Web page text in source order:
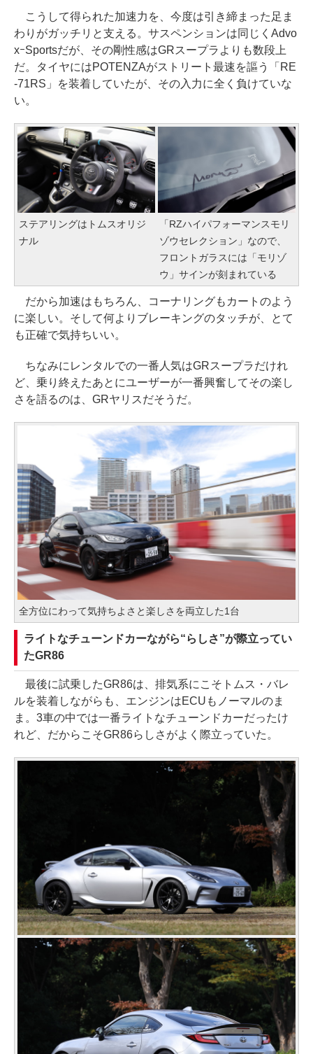
こうして得られた加速力を、今度は引き締まった足ま
わりがガッチリと支える。サスペンションは同じくAdvo
xｰSportsだが、その剛性感はGRスープラよりも数段上
だ。タイヤにはPOTENZAがストリート最速を謳う「RE
-71RS」を装着していたが、その入力に全く負けていな
い。
ステアリングはトムスオリジ
ナル
「RZハイパフォーマンスモリ
ゾウセレクション」なので、
フロントガラスには「モリゾ
ウ」サインが刻まれている
だから加速はもちろん、コーナリングもカートのよう
に楽しい。そして何よりブレーキングのタッチが、とて
も正確で気持ちいい。
ちなみにレンタルでの一番人気はGRスープラだけれ
ど、乗り終えたあとにユーザーが一番興奮してその楽し
さを語るのは、GRヤリスだそうだ。
全方位にわって気持ちよさと楽しさを両立した1台
ライトなチューンドカーながら“らしさ”が際立ってい
たGR86
最後に試乗したGR86は、排気系にこそトムス・バレ
ルを装着しながらも、エンジンはECUもノーマルのま
ま。3車の中では一番ライトなチューンドカーだったけ
れど、だからこそGR86らしさがよく際立っていた。